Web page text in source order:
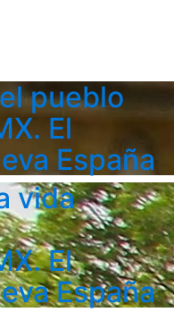
pueblo
El
España
vida
El
España